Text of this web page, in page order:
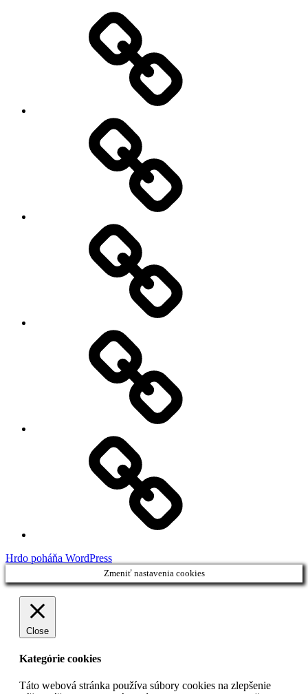
Hrdo poháňa WordPress
Zmeniť nastavenia cookies
Close
Kategórie cookies
Táto webová stránka používa súbory cookies na zlepšenie